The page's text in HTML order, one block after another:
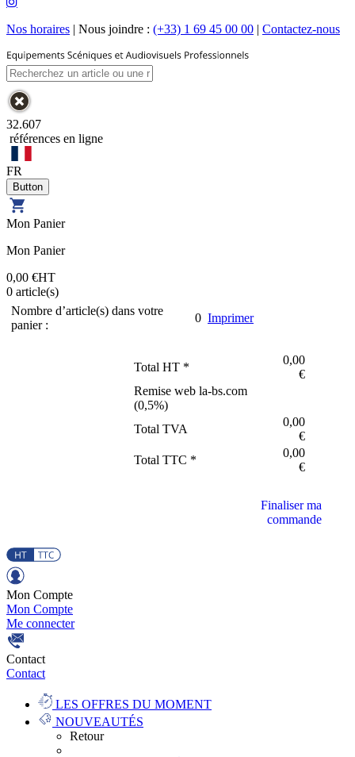
Nos horaires | Nous joindre : (+33) 1 69 45 00 00 | Contactez-nous
32.607
références en ligne
FR
Mon Panier
Mon Panier
0,00 €HT
0 article(s)
Nombre d’article(s) dans votre
panier :
0 Imprimer
Total HT *
0,00
€
Remise web la-bs.com
(0,5%)
Total TVA
0,00
€
Total TTC *
0,00
€
Finaliser ma
commande
Mon Compte
Mon Compte
Me connecter
Contact
Contact
LES OFFRES DU MOMENT
NOUVEAUTÉS
Retour